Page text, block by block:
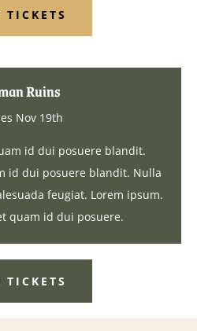
TICKETS
Ruins
Nov 19th
id dui posuere blandit.
id dui posuere blandit. Nulla
feugiat. Lorem ipsum.
quam id dui posuere.
TICKETS